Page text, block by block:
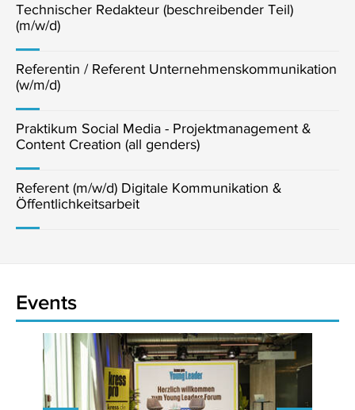
Technischer Redakteur (beschreibender Teil)
(m/w/d)
Referentin / Referent Unternehmenskommunikation
(w/m/d)
Praktikum Social Media - Projektmanagement &
Content Creation (all genders)
Referent (m/w/d) Digitale Kommunikation &
Öffentlichkeitsarbeit
Events